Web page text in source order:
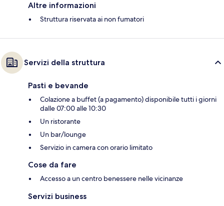
Altre informazioni
Struttura riservata ai non fumatori
Servizi della struttura
Pasti e bevande
Colazione a buffet (a pagamento) disponibile tutti i giorni
dalle 07:00 alle 10:30
Un ristorante
Un bar/lounge
Servizio in camera con orario limitato
Cose da fare
Accesso a un centro benessere nelle vicinanze
Servizi business